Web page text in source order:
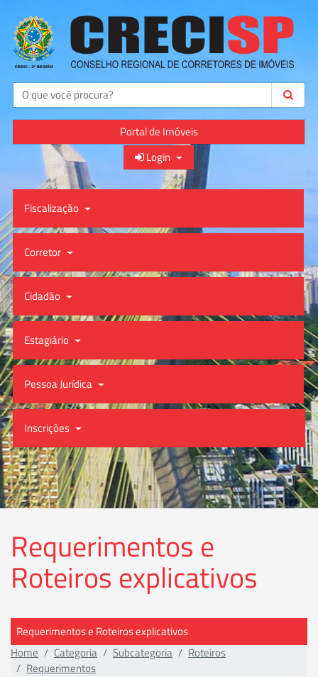
Buscar
Portal de Imóveis
Login
Fiscalização
Corretor
Cidadão
Estagiário
Pessoa Jurídica
Inscrições
Requerimentos e
Roteiros explicativos
Requerimentos e Roteiros explicativos
Home
Categoria Subcategoria
Roteiros
Requerimentos